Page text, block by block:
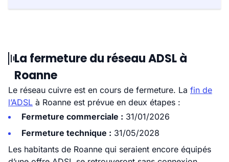
La fermeture du réseau ADSL à
Roanne
Le réseau cuivre est en cours de fermeture. La fin de
l’ADSL à Roanne est prévue en deux étapes :
Fermeture commerciale : 31/01/2026
Fermeture technique : 31/05/2028
Les habitants de Roanne qui seraient encore équipés